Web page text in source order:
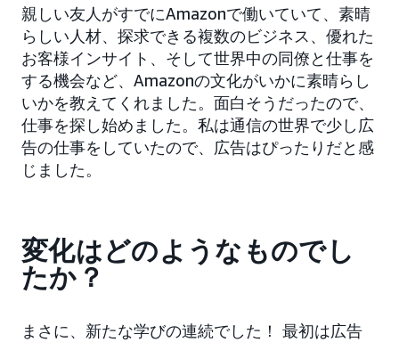
親しい友人がすでにAmazonで働いていて、素晴
らしい人材、探求できる複数のビジネス、優れた
お客様インサイト、そして世界中の同僚と仕事を
する機会など、Amazonの文化がいかに素晴らし
いかを教えてくれました。面白そうだったので、
仕事を探し始めました。私は通信の世界で少し広
告の仕事をしていたので、広告はぴったりだと感
じました。
変化はどのようなものでし
たか？
まさに、新たな学びの連続でした！ 最初は広告